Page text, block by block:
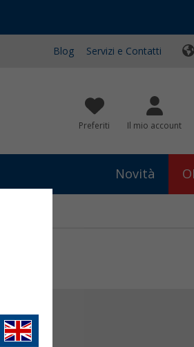
Blog Servizi e Contatti
Preferiti Il mio account
Novità
€